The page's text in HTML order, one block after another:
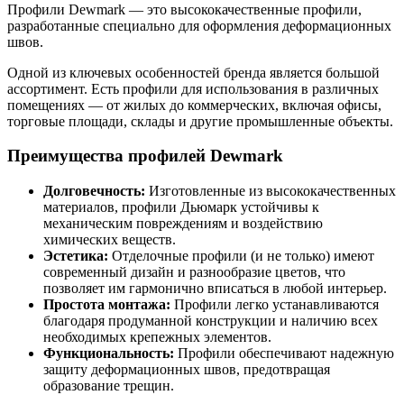
Профили Dewmark — это высококачественные профили,
разработанные специально для оформления деформационных
швов.
Одной из ключевых особенностей бренда является большой
ассортимент. Есть профили для использования в различных
помещениях — от жилых до коммерческих, включая офисы,
торговые площади, склады и другие промышленные объекты.
Преимущества профилей Dewmark
Долговечность: Изготовленные из высококачественных
материалов, профили Дьюмарк устойчивы к
механическим повреждениям и воздействию
химических веществ.
Эстетика: Отделочные профили (и не только) имеют
современный дизайн и разнообразие цветов, что
позволяет им гармонично вписаться в любой интерьер.
Простота монтажа: Профили легко устанавливаются
благодаря продуманной конструкции и наличию всех
необходимых крепежных элементов.
Функциональность: Профили обеспечивают надежную
защиту деформационных швов, предотвращая
образование трещин.